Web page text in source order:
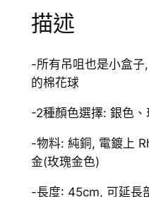
鏈
量
描述
-所有吊咀也是小盒
的棉花球
-2種顏色選擇: 銀色、
-物料: 純銅, 電鍍上
金(玫瑰金色)
-長度: 45cm, 可延長